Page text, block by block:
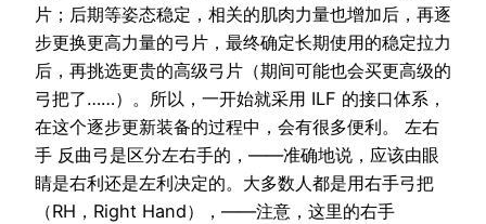
片；后期等姿态稳定，相关的肌肉力量也增加后，再逐
步更换更高力量的弓片，最终确定长期使用的稳定拉力
后，再挑选更贵的高级弓片（期间可能也会买更高级的
弓把了……）。所以，一开始就采用 ILF 的接口体系，
在这个逐步更新装备的过程中，会有很多便利。 左右
手 反曲弓是区分左右手的，——准确地说，应该由眼
睛是右利还是左利决定的。大多数人都是用右手弓把
（RH，Right Hand），——注意，这里的右手